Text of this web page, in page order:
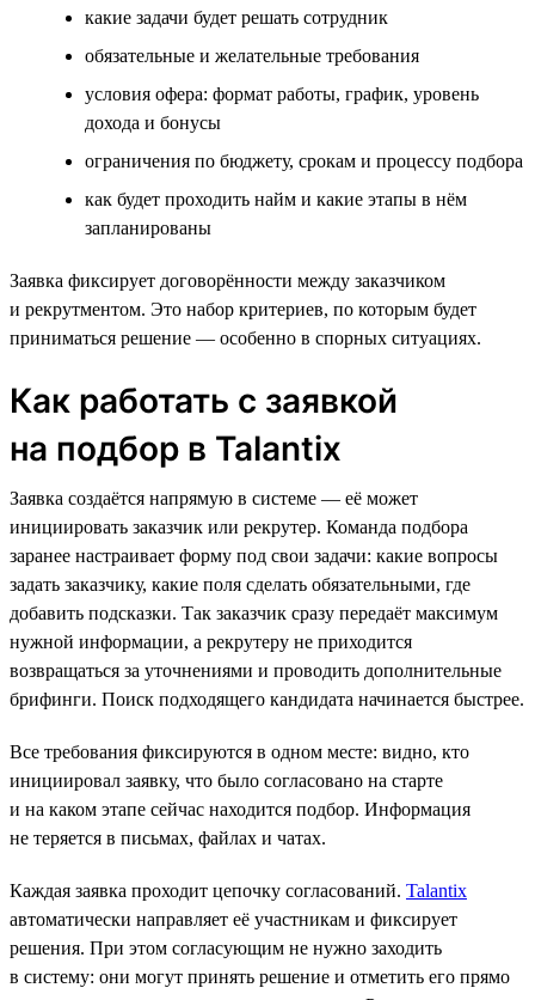
какие задачи будет решать сотрудник
обязательные и желательные требования
условия офера: формат работы, график, уровень
дохода и бонусы
ограничения по бюджету, срокам и процессу подбора
как будет проходить найм и какие этапы в нём
запланированы
Заявка фиксирует договорённости между заказчиком
и рекрутментом. Это набор критериев, по которым будет
приниматься решение — особенно в спорных ситуациях.
Как работать с заявкой
на подбор в Talantix
Заявка создаётся напрямую в системе — её может
инициировать заказчик или рекрутер. Команда подбора
заранее настраивает форму под свои задачи: какие вопросы
задать заказчику, какие поля сделать обязательными, где
добавить подсказки. Так заказчик сразу передаёт максимум
нужной информации, а рекрутеру не приходится
возвращаться за уточнениями и проводить дополнительные
брифинги. Поиск подходящего кандидата начинается быстрее.
Все требования фиксируются в одном месте: видно, кто
инициировал заявку, что было согласовано на старте
и на каком этапе сейчас находится подбор. Информация
не теряется в письмах, файлах и чатах.
Каждая заявка проходит цепочку согласований. Talantix
автоматически направляет её участникам и фиксирует
решения. При этом согласующим не нужно заходить
в систему: они могут принять решение и отметить его прямо